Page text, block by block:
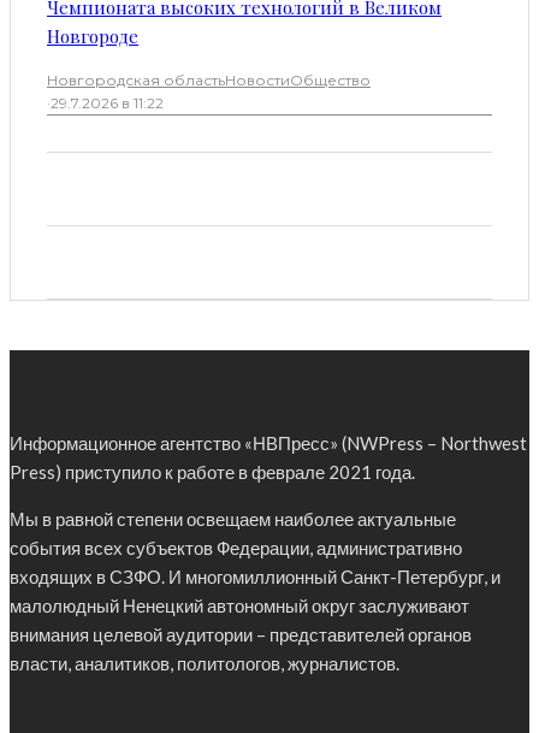
Чемпионата высоких технологий в Великом
Новгороде
Новгородская областьНовостиОбщество
·29.7.2026 в 11:22
Информационное агентство «НВПресс» (NWPress – Northwest
Press) приступило к работе в феврале 2021 года.
Мы в равной степени освещаем наиболее актуальные
события всех субъектов Федерации, административно
входящих в СЗФО. И многомиллионный Санкт-Петербург, и
малолюдный Ненецкий автономный округ заслуживают
внимания целевой аудитории – представителей органов
власти, аналитиков, политологов, журналистов.